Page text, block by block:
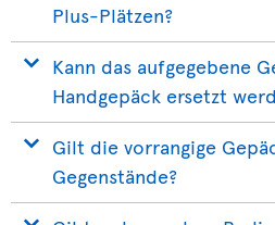
Plus-Plätzen?
Kann das aufgegebene
Handgepäck ersetzt
Gilt die vorrangige
Gegenstände?